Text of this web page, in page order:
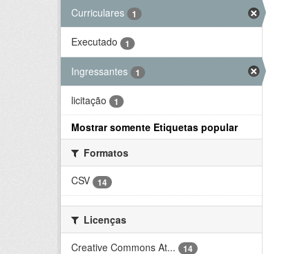
Curriculares 1
Executado 1
Ingressantes 1
licitação 1
Mostrar somente Etiquetas popular
Formatos
CSV
14
Licenças
Creative Commons At...
14